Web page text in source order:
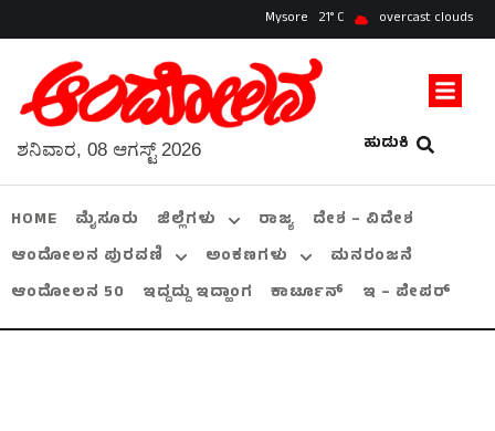
Mysore 21 overcast clouds
ಹುಡುಕಿ
ಶನಿವಾರ, 08 ಆಗಸ್ಟ್ 2026
HOME ಮೈಸೂರು ಜಿಲ್ಲೆಗಳು ರಾಜ್ಯ
ದೇಶ – ವಿದೇಶ
ಆಂದೋಲನ ಪುರವಣಿ
ಅಂಕಣಗಳು
ಮನರಂಜನೆ
ಆಂದೋಲನ 50
ಇದ್ದದ್ದು ಇದ್ಹಾಂಗ ಕಾರ್ಟೂನ್ ಇ – ಪೇಪರ್